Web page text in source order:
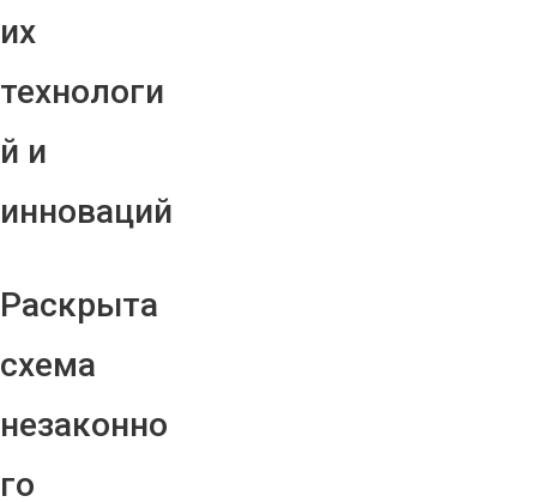
их
технологи
й и
инноваций
Раскрыта
схема
незаконно
го